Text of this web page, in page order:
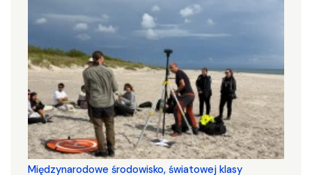
Międzynarodowe środowisko, światowej klasy